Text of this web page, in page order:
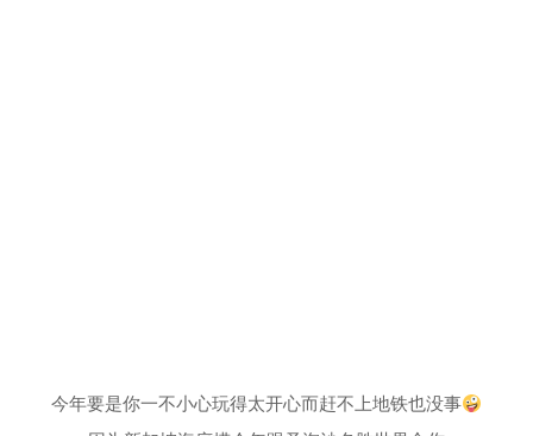
今年要是你一不小心玩得太开心而赶不上地铁也没事